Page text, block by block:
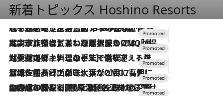
新着トピックス Hoshino Resorts
2026.8.7
【トンボの足水浴】ヒノキの香りに包まれて涼感マックス！約13℃の湧水かけ流しを避暑地「星野温泉 トンボの湯」で体験
2026.7.31
【ホテル帰省】という選択肢をOMOが提案。家族とほどよい距離を保つには「昼は実家、夜は気兼ねなくホテルで！」
2026.7.24
【夏限定ディナーコース】旬を迎える稚鮎や花ズッキーニなどをイタリア・トスカーナの郷土料理の手法で満喫！
2026.7.17
「土佐和ハーブかき氷」がOMO7高知に登場！生姜、山椒、大葉など目にも舌にも涼を呼ぶ郷土の味
2026.7.10
NEW OPEN！【界 草津】名湯の地に誕生。趣の異なる2種の温泉と上州ならではの会席・蕎麦割烹など美食を味わう究極の癒やし旅